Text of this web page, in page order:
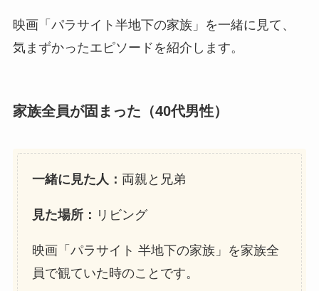
映画「パラサイト半地下の家族」を一緒に見て、
気まずかったエピソードを紹介します。
家族全員が固まった（40代男性）
一緒に見た人： 両親と兄弟
見た場所： リビング
映画「パラサイト 半地下の家族」を家族全
員で観ていた時のことです。